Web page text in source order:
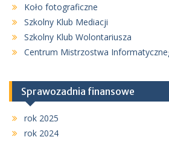
Koło fotograficzne
Szkolny Klub Mediacji
Szkolny Klub Wolontariusza
Centrum Mistrzostwa
Sprawozadnia finansowe
rok 2025
rok 2024